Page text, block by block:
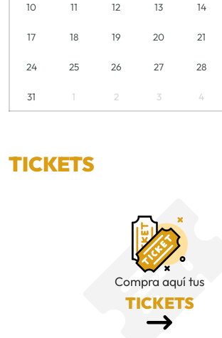
10 11 12 13 14
17 18 19 20 21
24 25 26 27 28
31 1 2 3 4
TICKETS
Compra aquí tus
TICKETS